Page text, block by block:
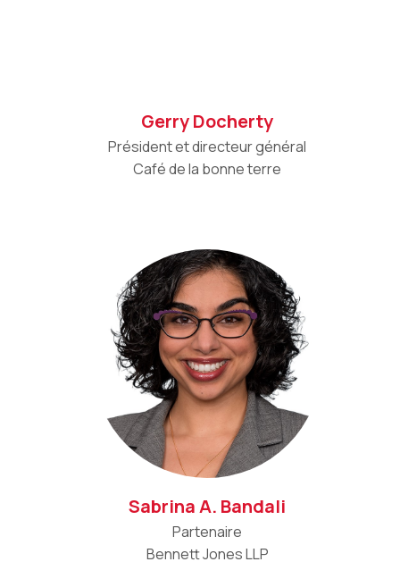
Gerry Docherty
Président et directeur général
Café de la bonne terre
Sabrina A. Bandali
Partenaire
Bennett Jones LLP